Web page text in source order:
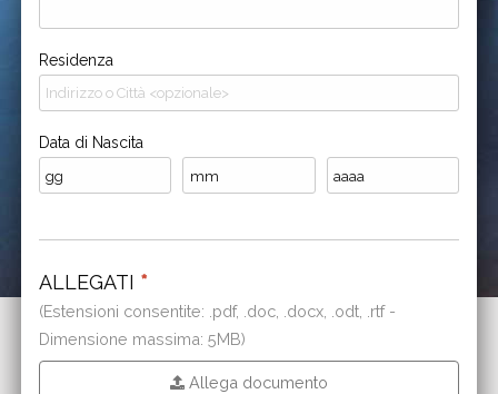
Residenza
Data di Nascita
ALLEGATI *
(Estensioni consentite: .pdf, .doc, .docx, .odt, .rtf -
Dimensione massima: 5MB)
Allega documento